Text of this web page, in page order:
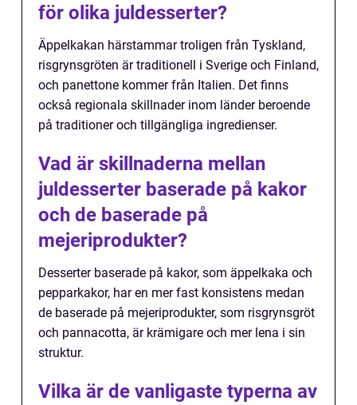
för olika juldesserter?
Äppelkakan härstammar troligen från Tyskland,
risgrynsgröten är traditionell i Sverige och Finland,
och panettone kommer från Italien. Det finns
också regionala skillnader inom länder beroende
på traditioner och tillgängliga ingredienser.
Vad är skillnaderna mellan
juldesserter baserade på kakor
och de baserade på
mejeriprodukter?
Desserter baserade på kakor, som äppelkaka och
pepparkakor, har en mer fast konsistens medan
de baserade på mejeriprodukter, som risgrynsgröt
och pannacotta, är krämigare och mer lena i sin
struktur.
Vilka är de vanligaste typerna av